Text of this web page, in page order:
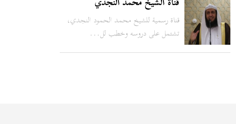
قناة الشيخ محمد النجدي
قناة رسمية للشيخ محمد الحمود النجدي،
تشتمل على دروسه وخطب لل...